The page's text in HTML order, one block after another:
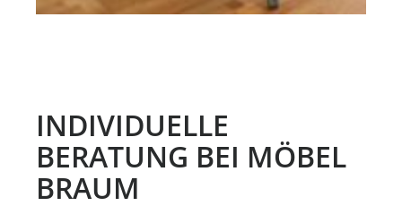
INDIVIDUELLE
BERATUNG BEI MÖBEL
BRAUM